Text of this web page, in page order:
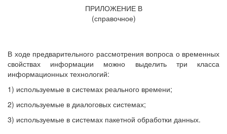
ПРИЛОЖЕНИЕ В
(справочное)
В ходе предварительного рассмотрения вопроса о временных
свойствах информации можно выделить три класса
информационных технологий:
1) используемые в системах реального времени;
2) используемые в диалоговых системах;
3) используемые в системах пакетной обработки данных.